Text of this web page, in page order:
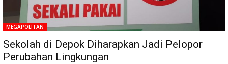
MEGAPOLITAN
Sekolah di Depok Diharapkan Jadi Pelopor
Perubahan Lingkungan